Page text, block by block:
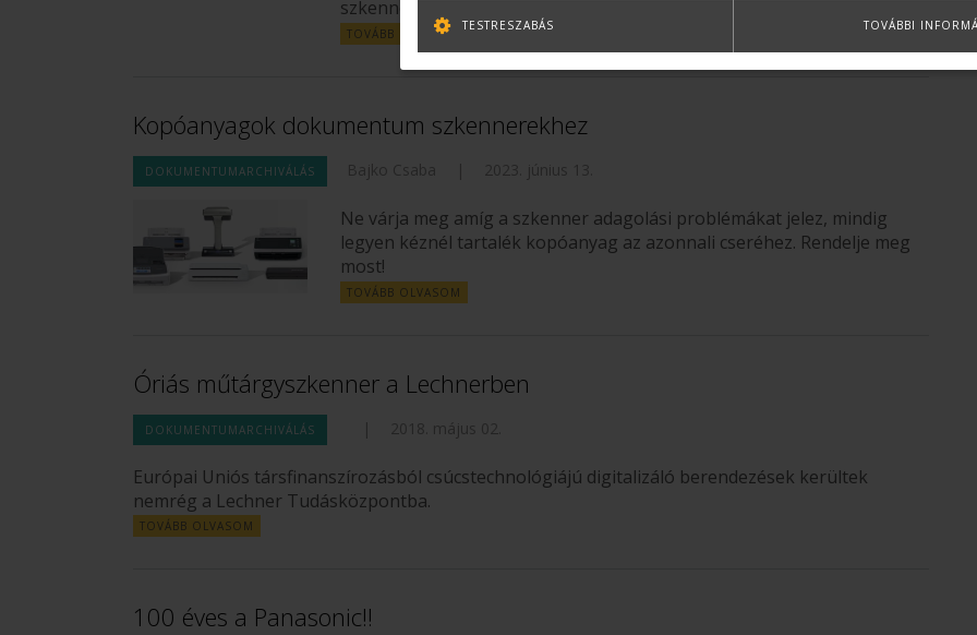
szkennerektől? Elmondjuk. Az egyik ilyen különbség a FELBONTÁS!
TOVÁBB OLVASOM
Kopóanyagok dokumentum szkennerekhez
DOKUMENTUMARCHIVÁLÁS Bajko Csaba | 2023. június 13.
Ne várja meg amíg a szkenner adagolási problémákat jelez, mindig
legyen kéznél tartalék kopóanyag az azonnali cseréhez. Rendelje meg
most!
TOVÁBB OLVASOM
Óriás műtárgyszkenner a Lechnerben
DOKUMENTUMARCHIVÁLÁS | 2018. május 02.
Európai Uniós társfinanszírozásból csúcstechnológiájú digitalizáló berendezések kerültek
nemrég a Lechner Tudásközpontba.
TOVÁBB OLVASOM
100 éves a Panasonic!!
TESTRESZABÁS TOVÁBBI